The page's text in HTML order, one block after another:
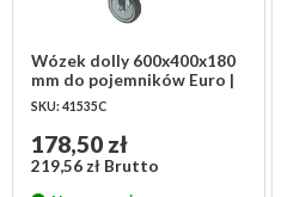
Wózek dolly 600x400x180
mm do pojemników Euro |
udźwig 160 kg
SKU: 41535C
178,50 zł
219,56 zł Brutto